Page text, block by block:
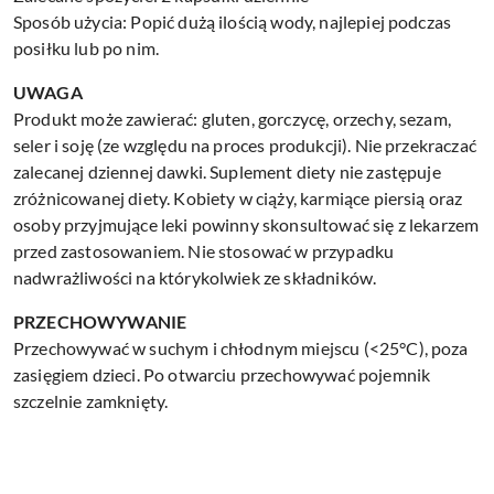
Sposób użycia: Popić dużą ilością wody, najlepiej podczas
posiłku lub po nim.
UWAGA
Produkt może zawierać: gluten, gorczycę, orzechy, sezam,
seler i soję (ze względu na proces produkcji). Nie przekraczać
zalecanej dziennej dawki. Suplement diety nie zastępuje
zróżnicowanej diety. Kobiety w ciąży, karmiące piersią oraz
osoby przyjmujące leki powinny skonsultować się z lekarzem
przed zastosowaniem. Nie stosować w przypadku
nadwrażliwości na którykolwiek ze składników.
PRZECHOWYWANIE
Przechowywać w suchym i chłodnym miejscu (<25°C), poza
zasięgiem dzieci. Po otwarciu przechowywać pojemnik
szczelnie zamknięty.